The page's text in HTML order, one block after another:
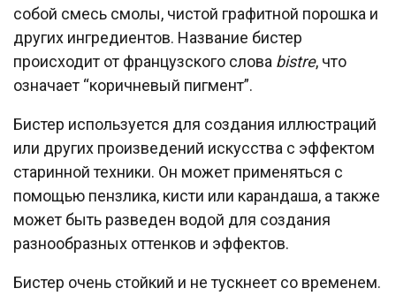
собой смесь смолы, чистой графитной порошка и
других ингредиентов. Название бистер
происходит от французского слова bistre, что
означает “коричневый пигмент”.
Бистер используется для создания иллюстраций
или других произведений искусства с эффектом
старинной техники. Он может применяться с
помощью пензлика, кисти или карандаша, а также
может быть разведен водой для создания
разнообразных оттенков и эффектов.
Бистер очень стойкий и не тускнеет со временем.